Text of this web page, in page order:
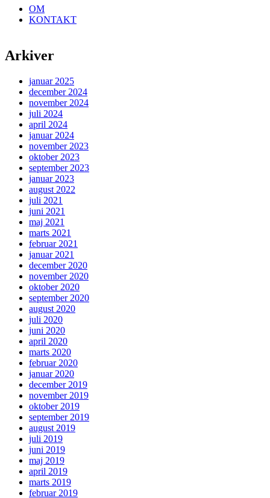
OM
KONTAKT
Arkiver
januar 2025
december 2024
november 2024
juli 2024
april 2024
januar 2024
november 2023
oktober 2023
september 2023
januar 2023
august 2022
juli 2021
juni 2021
maj 2021
marts 2021
februar 2021
januar 2021
december 2020
november 2020
oktober 2020
september 2020
august 2020
juli 2020
juni 2020
april 2020
marts 2020
februar 2020
januar 2020
december 2019
november 2019
oktober 2019
september 2019
august 2019
juli 2019
juni 2019
maj 2019
april 2019
marts 2019
februar 2019